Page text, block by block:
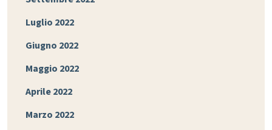
Luglio 2022
Giugno 2022
Maggio 2022
Aprile 2022
Marzo 2022